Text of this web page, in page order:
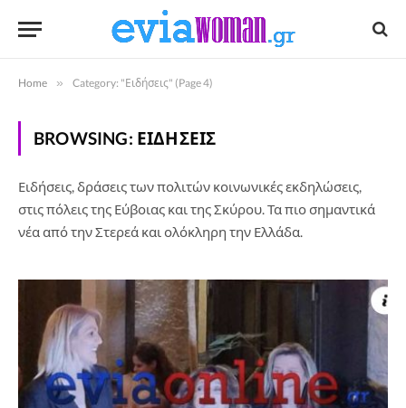
Home » Category: "Ειδήσεις" (Page 4)
BROWSING: ΕΙΔΉΣΕΙΣ
Ειδήσεις, δράσεις των πολιτών κοινωνικές εκδηλώσεις,
στις πόλεις της Εύβοιας και της Σκύρου. Τα πιο σημαντικά
νέα από την Στερεά και ολόκληρη την Ελλάδα.